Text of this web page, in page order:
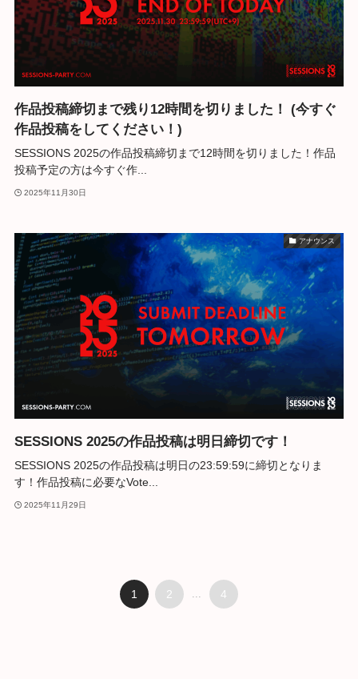
作品投稿締切まで残り12時間を切りました！ (今すぐ
作品投稿をしてください！)
SESSIONS 2025の作品投稿締切まで12時間を切りました！作品
投稿予定の方は今すぐ作...
2025年11月30日
アナウンス
SESSIONS 2025の作品投稿は明日締切です！
SESSIONS 2025の作品投稿は明日の23:59:59に締切となりま
す！作品投稿に必要なVote...
2025年11月29日
1 2 4